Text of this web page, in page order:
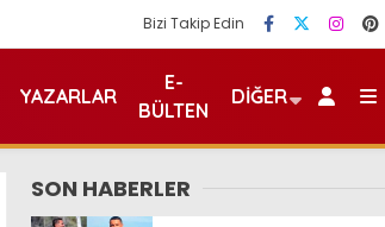
Bizi Takip Edin
YAZARLAR
E-
BÜLTEN
DIĞER
SON HABERLER